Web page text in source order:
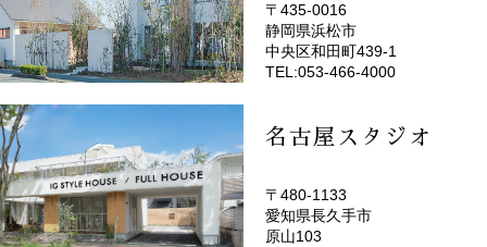
(EMOTOP浜松)
〒435-0016
静岡県浜松市
中央区和田町439-1
TEL:053-466-4000
名古屋スタジオ
(EMOTOP名古屋)
〒480-1133
愛知県長久手市
原山103